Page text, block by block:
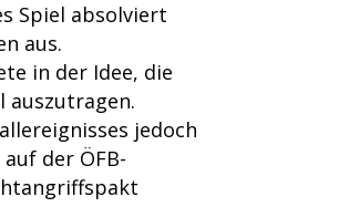
Spiel absolviert
aus.
in der Idee, die
auszutragen.
jedoch
der ÖFB-